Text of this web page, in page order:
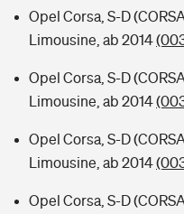
Opel Corsa, S-D
Limousine, ab 2014
Opel Corsa, S-D
Limousine, ab 2014
Opel Corsa, S-D
Limousine, ab 2014
Opel Corsa, S-D